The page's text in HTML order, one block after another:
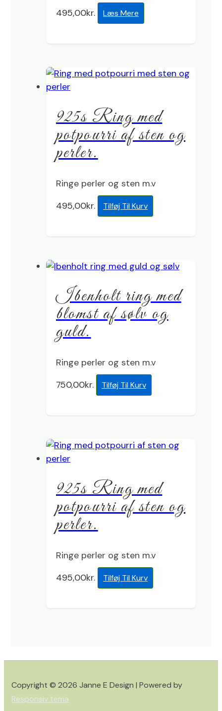
495,00kr. Læs Mere
925s Ring med
potpourri af sten og
perler.
Ringe perler og sten m.v
495,00kr. Tilføj Til Kurv
Ibenholt ring med
blomst af sølv og
guld.
Ringe perler og sten m.v
750,00kr. Tilføj Til Kurv
925s Ring med
potpourri af sten og
perler.
Ringe perler og sten m.v
495,00kr. Tilføj Til Kurv
Copyright © 2026 Janne E Design | Powered by
Responsiv tema